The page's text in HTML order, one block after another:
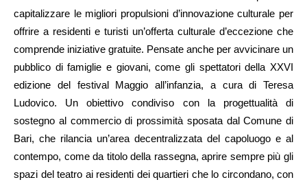
capitalizzare le migliori propulsioni d’innovazione culturale per
offrire a residenti e turisti un’offerta culturale d’eccezione che
comprende iniziative gratuite. Pensate anche per avvicinare un
pubblico di famiglie e giovani, come gli spettatori della XXVI
edizione del festival Maggio all’infanzia, a cura di Teresa
Ludovico. Un obiettivo condiviso con la progettualità di
sostegno al commercio di prossimità sposata dal Comune di
Bari, che rilancia un’area decentralizzata del capoluogo e al
contempo, come da titolo della rassegna, aprire sempre più gli
spazi del teatro ai residenti dei quartieri che lo circondano, con